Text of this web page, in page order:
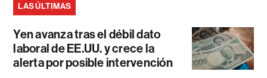
LAS ÚLTIMAS
Yen avanza tras el débil dato
laboral de EE.UU. y crece la
alerta por posible intervención